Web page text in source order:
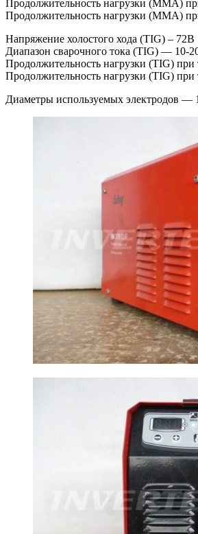
Продолжительность нагрузки (MMA)
Продолжительность нагрузки (MMA)
Напряжение холостого хода (TIG) – 72В
Диапазон сварочного тока (TIG) — 10-
Продолжительность нагрузки (TIG)
Продолжительность нагрузки (TIG)
Диаметры используемых электродов —